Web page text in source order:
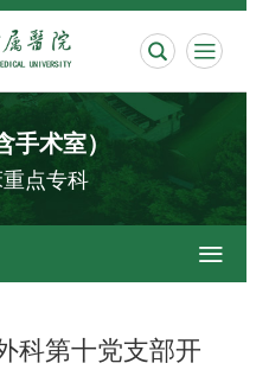
 
手术室）
点专科

科第十党支部开